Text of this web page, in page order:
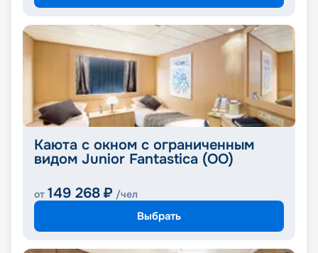
Каюта с окном с ограниченным
видом Junior Fantastica (OO)
от 149 268 ₽ /чел
Выбрать